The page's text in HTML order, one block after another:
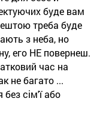
буде вам
треба буде
з неба, но
его НЕ повернеш.
час на
не багато ...
без сім'ї або